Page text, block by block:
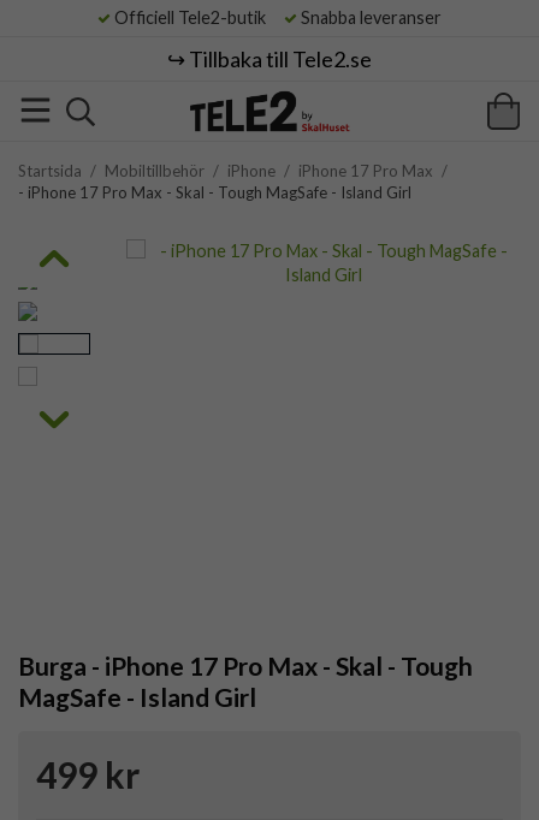
Officiell Tele2-butik Snabba leveranser
↪️ Tillbaka till Tele2.se
Startsida / Mobiltillbehör / iPhone / iPhone 17 Pro Max /
- iPhone 17 Pro Max - Skal - Tough MagSafe - Island Girl
Burga - iPhone 17 Pro Max - Skal - Tough
MagSafe - Island Girl
499 kr